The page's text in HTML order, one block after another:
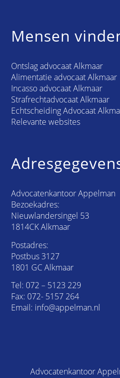
Mensen
Ontslag advocaat Alkmaar
Alimentatie advocaat Alkmaar
Incasso advocaat Alkmaar
Strafrechtadvocaat Alkmaar
Echtscheiding Advocaat
Relevante websites
Advocatenkantoor Appelman
Bezoekadres:
Nieuwlandersingel 53
1814CK Alkmaar
Postadres:
Postbus 3127
1801 GC Alkmaar
Tel: 072 – 5123 229
Fax: 072- 5157 264
Email: info@appelman.nl
Advocatenkantoor